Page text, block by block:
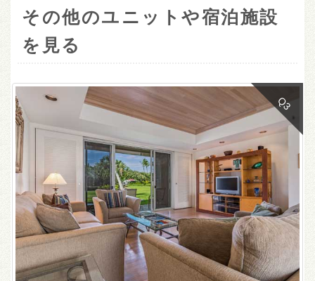
その他のユニットや宿泊施設
を見る
Q3